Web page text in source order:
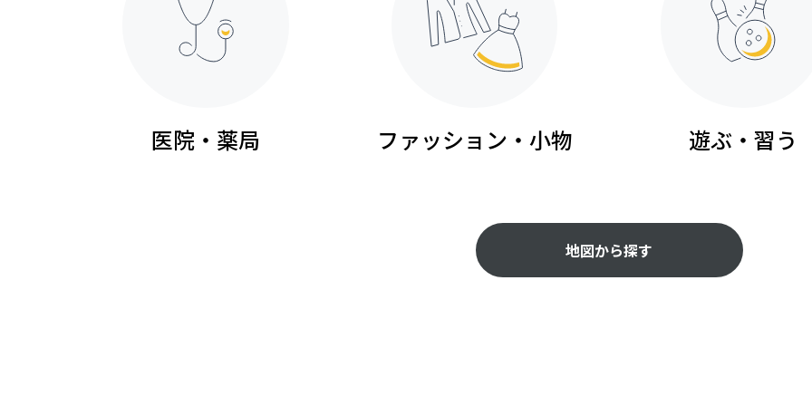
医院・薬局 ファッション・小物 遊ぶ・習う
地図から探す